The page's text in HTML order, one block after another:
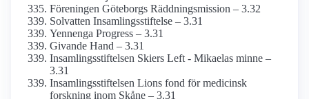
Föreningen Göteborgs Räddnings­mission – 3.32
Solvatten Insamlingsstiftelse – 3.31
Yennenga Progress – 3.31
Givande Hand – 3.31
Insamlings­stiftelsen Skiers Left - Mikaelas minne –
3.31
Insamlingsstiftelsen Lions fond för medicinsk
forskning inom Skåne – 3.31